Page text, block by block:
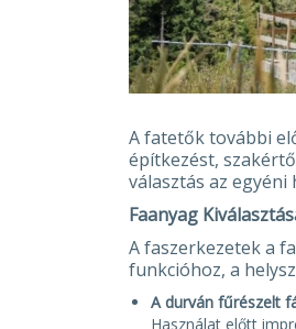
A fatetők további
építkezést,
választás az egyéni
Faanyag
A faszerkezetek a
funkcióhoz, a
A durván fűrészelt
Használat előtt